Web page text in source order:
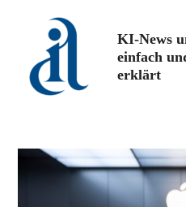
springen
KI-News
einfach
erklärt